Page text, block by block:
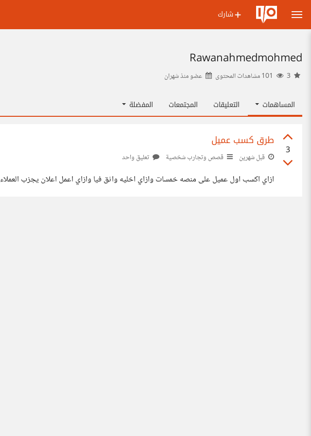
شارك
Rawanahmedmohmed
عضو منذشهران
المساهمات التعليقات المجتمعات المفضلة
3
طرق كسب عميل
قبل شهرين قصص وتجارب شخصية تعليق واحد
ازاي اكسب اول عميل على منصه خمسات وازاي اخليه واثق فيا وازاي اعمل اعلان يجزب